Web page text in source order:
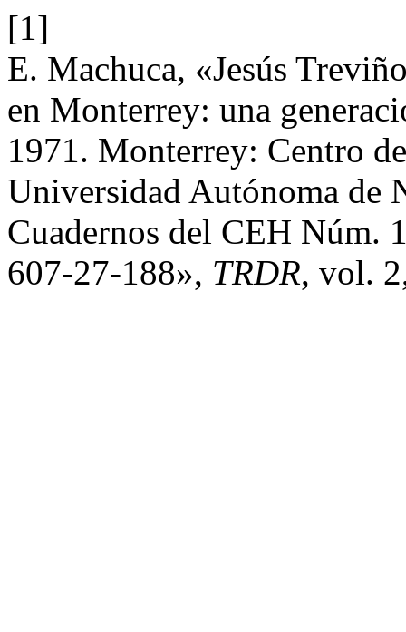
[1]
E. Machuca, «Jesús
en Monterrey: una
1971. Monterrey: Centro
Universidad Autónoma de
Cuadernos del CEH Núm.
607-27-188», TRDR, vol.